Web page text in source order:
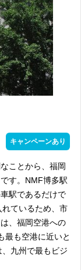
キャンペーンあり
ことから、福岡
す。NMF博多駅
駅であるだけで
ているため、市
、福岡空港への
最も空港に近いと
九州で最もビジ